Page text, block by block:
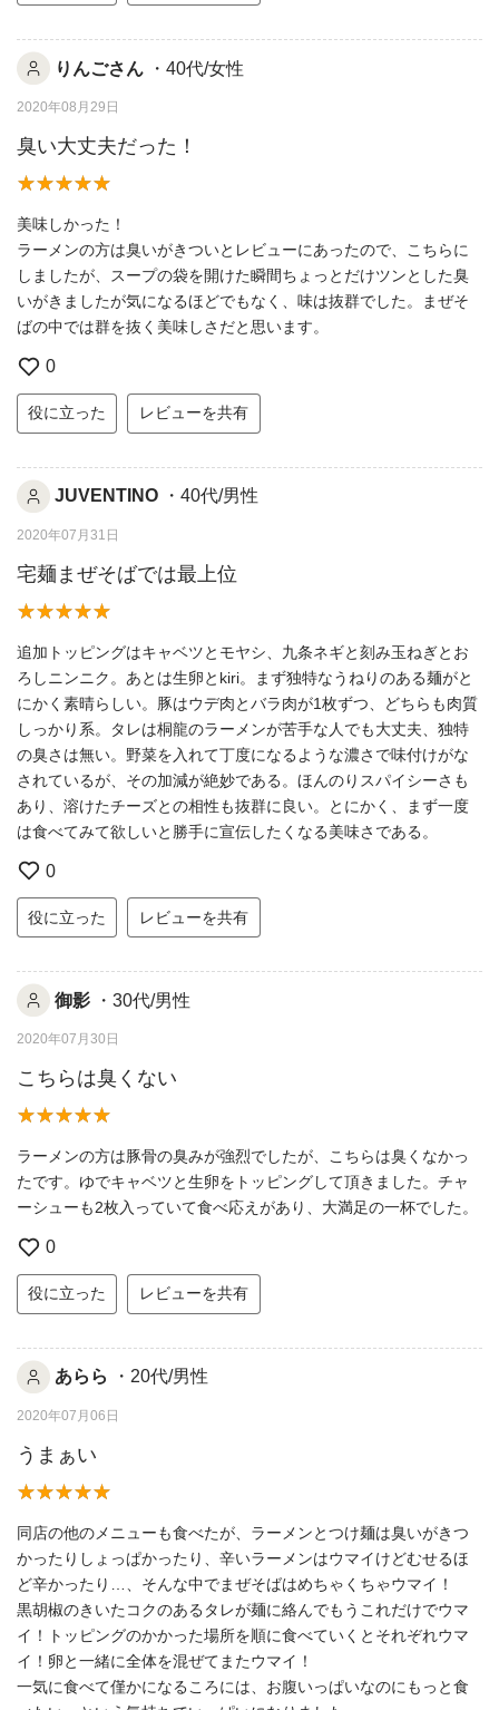
りんごさん ・40代/女性
2020年08月29日
臭い大丈夫だった！
美味しかった！
ラーメンの方は臭いがきついとレビューにあったので、こちらに
しましたが、スープの袋を開けた瞬間ちょっとだけツンとした臭
いがきましたが気になるほどでもなく、味は抜群でした。まぜそ
ばの中では群を抜く美味しさだと思います。
0
役に立った レビューを共有
JUVENTINO ・40代/男性
2020年07月31日
宅麺まぜそばでは最上位
追加トッピングはキャベツとモヤシ、九条ネギと刻み玉ねぎとお
ろしニンニク。あとは生卵とkiri。まず独特なうねりのある麺がと
にかく素晴らしい。豚はウデ肉とバラ肉が1枚ずつ、どちらも肉質
しっかり系。タレは桐龍のラーメンが苦手な人でも大丈夫、独特
の臭さは無い。野菜を入れて丁度になるような濃さで味付けがな
されているが、その加減が絶妙である。ほんのりスパイシーさも
あり、溶けたチーズとの相性も抜群に良い。とにかく、まず一度
は食べてみて欲しいと勝手に宣伝したくなる美味さである。
0
役に立った レビューを共有
御影 ・30代/男性
2020年07月30日
こちらは臭くない
ラーメンの方は豚骨の臭みが強烈でしたが、こちらは臭くなかっ
たです。ゆでキャベツと生卵をトッピングして頂きました。チャ
ーシューも2枚入っていて食べ応えがあり、大満足の一杯でした。
0
役に立った レビューを共有
あらら ・20代/男性
2020年07月06日
うまぁい
同店の他のメニューも食べたが、ラーメンとつけ麺は臭いがきつ
かったりしょっぱかったり、辛いラーメンはウマイけどむせるほ
ど辛かったり…、そんな中でまぜそばはめちゃくちゃウマイ！
黒胡椒のきいたコクのあるタレが麺に絡んでもうこれだけでウマ
イ！トッピングのかかった場所を順に食べていくとそれぞれウマ
イ！卵と一緒に全体を混ぜてまたウマイ！
一気に食べて僅かになるころには、お腹いっぱいなのにもっと食